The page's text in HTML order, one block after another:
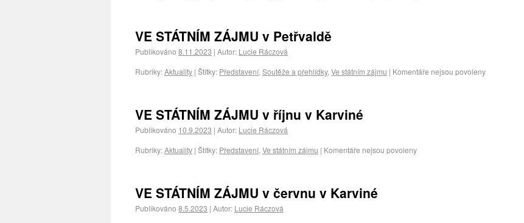
VE STÁTNÍM ZÁJMU v Petřvaldě
Publikováno 8.11.2023 | Autor: Lucie Ráczová
Rubriky:Aktuality | Štítky: Představení, Soutěže a přehlídky, Ve státním zájmu | Komentáře nejsou povoleny
VE STÁTNÍM ZÁJMU v říjnu v Karviné
Publikováno 10.9.2023 | Autor: Lucie Ráczová
Rubriky:Aktuality | Štítky: Představení, Ve státním zájmu | Komentáře nejsou povoleny
VE STÁTNÍM ZÁJMU v červnu v Karviné
Publikováno 8.5.2023 | Autor: Lucie Ráczová